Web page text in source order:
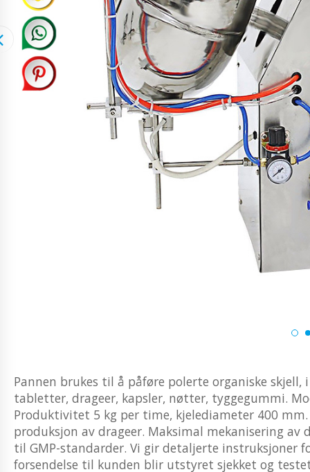
Pannen brukes til å påføre polerte organiske
tabletter, drageer, kapsler, nøtter, tyggegummi.
Produktivitet 5 kg per time, kjelediameter 400
produksjon av drageer. Maksimal mekanisering
til GMP-standarder. Vi gir detaljerte instruksjoner
forsendelse til kunden blir utstyret sjekket og